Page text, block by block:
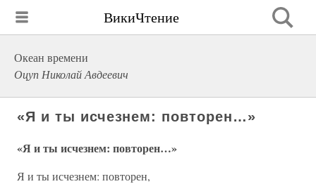
ВикиЧтение
Океан времени
Оцуп Николай Авдеевич
«Я и ты исчезнем: повторен…»
«Я и ты исчезнем: повторен…»
Я и ты исчезнем: повторен,